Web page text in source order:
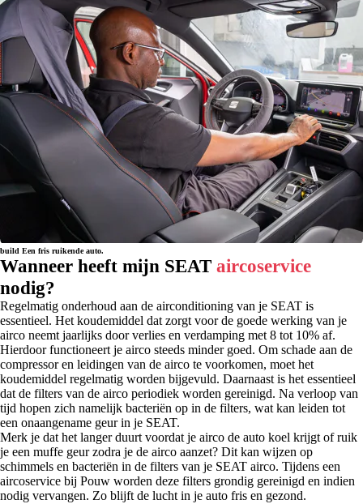
build Een fris ruikende auto.
Wanneer heeft mijn SEAT aircoservice
nodig?
Regelmatig onderhoud aan de airconditioning van je SEAT is
essentieel. Het koudemiddel dat zorgt voor de goede werking van je
airco neemt jaarlijks door verlies en verdamping met 8 tot 10% af.
Hierdoor functioneert je airco steeds minder goed. Om schade aan de
compressor en leidingen van de airco te voorkomen, moet het
koudemiddel regelmatig worden bijgevuld. Daarnaast is het essentieel
dat de filters van de airco periodiek worden gereinigd. Na verloop van
tijd hopen zich namelijk bacteriën op in de filters, wat kan leiden tot
een onaangename geur in je SEAT.
Merk je dat het langer duurt voordat je airco de auto koel krijgt of ruik
je een muffe geur zodra je de airco aanzet? Dit kan wijzen op
schimmels en bacteriën in de filters van je SEAT airco. Tijdens een
aircoservice bij Pouw worden deze filters grondig gereinigd en indien
nodig vervangen. Zo blijft de lucht in je auto fris en gezond.